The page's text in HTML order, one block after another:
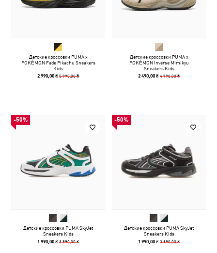
Детские кроссовки PUMA x
POKÉMON Fade Pikachu Sneakers
Kids
2 990,00 ₴5 990,00 ₴
Детские кроссовки PUMA x
POKÉMON Inverse Mimikyu
Sneakers Kids
2 490,00 ₴4 990,00 ₴
-50%
Детские кроссовки PUMA SkyJet
Sneakers Kids
1 990,00 ₴3 990,00 ₴
-50%
Детские кроссовки PUMA SkyJet
Sneakers Kids
1 990,00 ₴3 990,00 ₴